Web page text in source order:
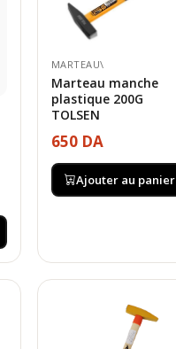
MARTEAU\
Marteau manche
plastique 200G
TOLSEN
650 DA
Ajouter au panier